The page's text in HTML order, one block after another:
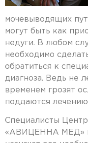
мочевыводящих
могут быть как
недуги. В любом
необходимо
обратиться к
диагноза. Ведь не
временем грозят
поддаются
Специалисты
«АВИЦЕННА МЕД»